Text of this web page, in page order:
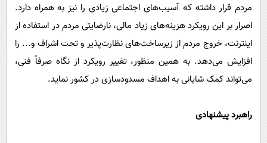
مردم قرار داشته که آسیب‌های اجتماعی زیادی را نیز به همراه دارد.
اصرار بر این رویکرد هزینه‌های زیاد مالی، نارضایتی مردم در استفاده از
اینترنت، خروج مردم از زیرساخت‌های نظارت‌پذیر و تحت اشراف و... را
افزایش می‌دهد. به همین منظور، تغییر رویکرد از نگاه صرفاً فنی،
می‌تواند کمک شایانی به اهداف مسدودسازی در کشور نماید.
راهبرد پیشنهادی